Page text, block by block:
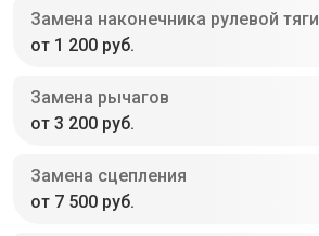
Замена наконечника рулевой тяги
от 1 200 руб.
Замена рычагов
от 3 200 руб.
Замена сцепления
от 7 500 руб.